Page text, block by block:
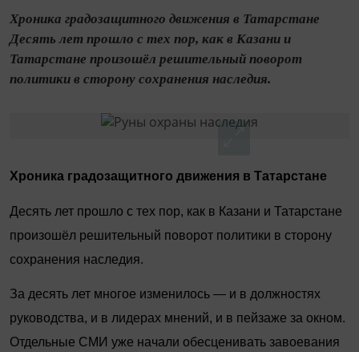
Хроника градозащитного движения в Татарстане
Десять лет прошло с тех пор, как в Казани и
Татарстане произошёл решительный поворот
политики в сторону сохранения наследия.
Хроника градозащитного движения в Татарстане
Десять лет прошло с тех пор, как в Казани и Татарстане
произошёл решительный поворот политики в сторону
сохранения наследия.
За десять лет многое изменилось — и в должностях
руководства, и в лидерах мнений, и в пейзаже за окном.
Отдельные СМИ уже начали обесценивать завоевания